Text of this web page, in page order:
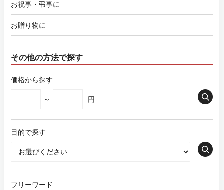
お祝事・弔事に
お贈り物に
その他の方法で探す
価格から探す
～ 円
目的で探す
フリーワード